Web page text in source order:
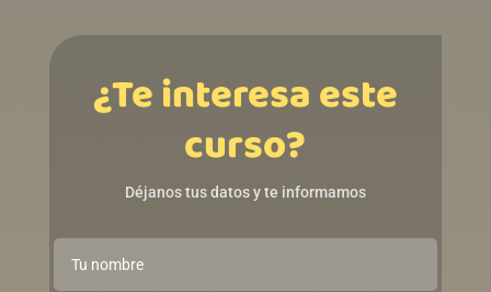
¿Te interesa este
curso?
Déjanos tus datos y te informamos